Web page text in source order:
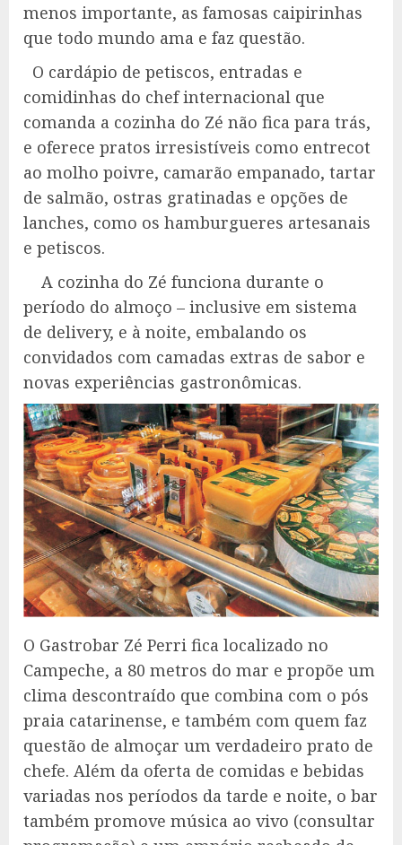
menos importante, as famosas caipirinhas
que todo mundo ama e faz questão.
O cardápio de petiscos, entradas e
comidinhas do chef internacional que
comanda a cozinha do Zé não fica para trás,
e oferece pratos irresistíveis como entrecot
ao molho poivre, camarão empanado, tartar
de salmão, ostras gratinadas e opções de
lanches, como os hamburgueres artesanais
e petiscos.
A cozinha do Zé funciona durante o
período do almoço – inclusive em sistema
de delivery, e à noite, embalando os
convidados com camadas extras de sabor e
novas experiências gastronômicas.
O Gastrobar Zé Perri fica localizado no
Campeche, a 80 metros do mar e propõe um
clima descontraído que combina com o pós
praia catarinense, e também com quem faz
questão de almoçar um verdadeiro prato de
chefe. Além da oferta de comidas e bebidas
variadas nos períodos da tarde e noite, o bar
também promove música ao vivo (consultar